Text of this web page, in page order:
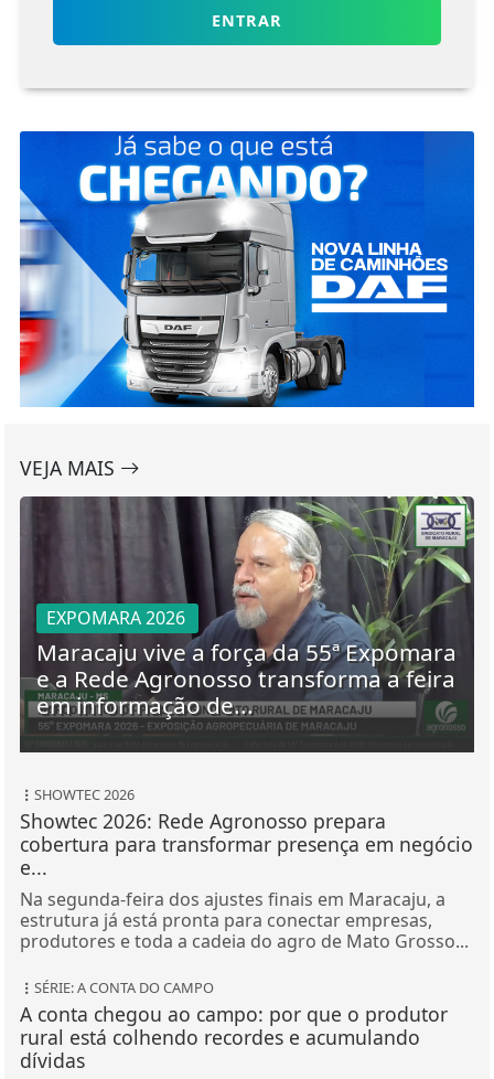
ENTRAR
VEJA MAIS
EXPOMARA 2026
Maracaju vive a força da 55ª Expomara
e a Rede Agronosso transforma a feira
em informação de...
SHOWTEC 2026
Showtec 2026: Rede Agronosso prepara
cobertura para transformar presença em negócio
e...
Na segunda-feira dos ajustes finais em Maracaju, a
estrutura já está pronta para conectar empresas,
produtores e toda a cadeia do agro de Mato Grosso...
SÉRIE: A CONTA DO CAMPO
A conta chegou ao campo: por que o produtor
rural está colhendo recordes e acumulando
dívidas